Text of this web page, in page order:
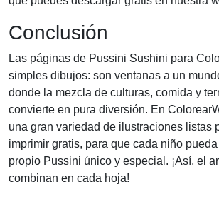
Conclusión
Las páginas de Pussini Sushini para
simples dibujos: son ventanas a un
donde la mezcla de culturas, comida y
convierte en pura diversión. En
una gran variedad de ilustraciones listas
imprimir gratis, para que cada niño
propio Pussini único y especial. ¡Así, el
combinan en cada hoja!